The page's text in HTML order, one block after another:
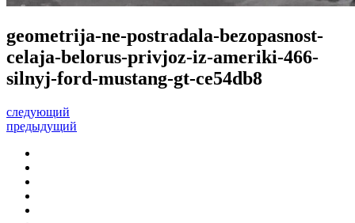
geometrija-ne-postradala-bezopasnost-
celaja-belorus-privjoz-iz-ameriki-466-
silnyj-ford-mustang-gt-ce54db8
следующий
предыдущий